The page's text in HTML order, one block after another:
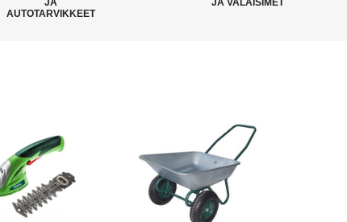
JA
AUTOTARVIKKEET
JA VALAISIMET